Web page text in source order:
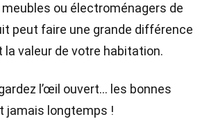
ou électroménagers de
peut faire une grande différence
valeur de votre habitation.
l’œil ouvert… les bonnes
jamais longtemps !